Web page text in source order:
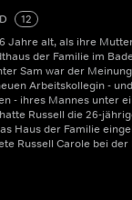
12
Jahre alt, als ihre
der Familie im
Sam war der
Arbeitskollegin -
- ihres Mannes unter
Russell die 26-
Haus der Familie
Russell Carole bei der